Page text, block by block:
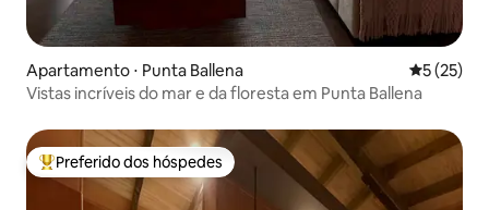
Apartamento ⋅ Punta Ballena 5 de uma
5 (25)
Vistas incríveis do mar e da floresta em Punta Ballena
Entre os melhores preferidos dos hóspedes
Preferido dos hóspedes